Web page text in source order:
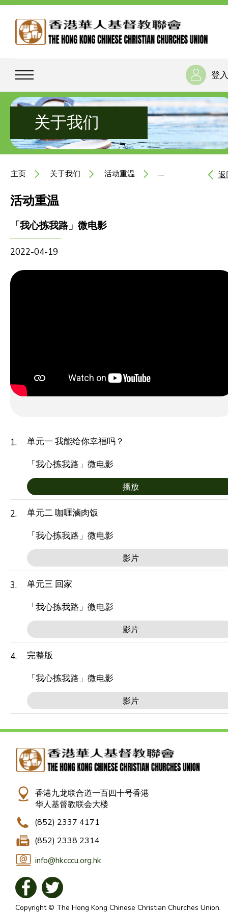
登入
关于我们
主页 关于我们 活动重温 「我心拣我路」微返
活动重温
「我心拣我路」微电影
2022-04-19
1.
单元一 我能给你幸福吗？
「我心拣我路」微电影
播放
2.
单元二 咖喱滷肉饭
「我心拣我路」微电影
影片
3.
单元三 回家
「我心拣我路」微电影
影片
4.
完整版
「我心拣我路」微电影
影片
香港九龙联合道一百四十号香港
华人基督教联会大楼
(852) 2337 4171
(852) 2338 2314
info@hkcccu.org.hk
Copyright © The Hong Kong Chinese Christian Churches Union.